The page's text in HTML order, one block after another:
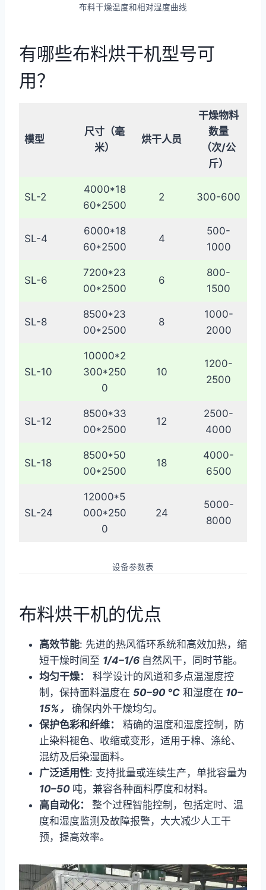
布料干燥温度和相对湿度曲线
有哪些布料烘干机型号可
用？
模型
尺寸（毫
米）
烘干人员
干燥物料
数量
（次/公
斤）
SL-2
4000*18
60*2500
2 300-600
SL-4
6000*18
60*2500
4
500-
1000
SL-6
7200*23
00*2500
6
800-
1500
SL-8
8500*23
00*2500
8
1000-
2000
SL-10
10000*2
300*250
0
10
1200-
2500
SL-12
8500*33
00*2500
12
2500-
4000
SL-18
8500*50
00*2500
18
4000-
6500
SL-24
12000*5
000*250
0
24
5000-
8000
设备参数表
布料烘干机的优点
高效节能: 先进的热风循环系统和高效加热，缩
短干燥时间至 1/4–1/6 自然风干，同时节能。
均匀干燥：
科学设计的风道和多点温湿度控
制，保持面料温度在 50–90 °C 和湿度在 10–
15%， 确保内外干燥均匀。
保护色彩和纤维：
精确的温度和湿度控制，防
止染料褪色、收缩或变形，适用于棉、涤纶、
混纺及后染湿面料。
广泛适用性: 支持批量或连续生产，单批容量为
10–50 吨，兼容各种面料厚度和材料。
高自动化： 整个过程智能控制，包括定时、温
度和湿度监测及故障报警，大大减少人工干
预，提高效率。